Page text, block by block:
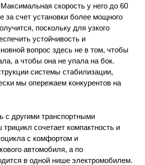
скорость у него до 60
за счет установки более мощного
поскольку для узкого
устойчивость и
вопрос здесь не в том, чтобы
а чтобы она не упала на бок.
системы стабилизации,
мы опережаем конкурентов на
с другими транспортными
сочетает компактность и
с комфортом и
автомобиля, а по
в одной нише электромобилем.